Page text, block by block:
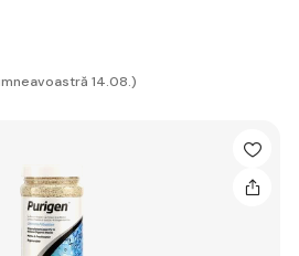
14.08.)